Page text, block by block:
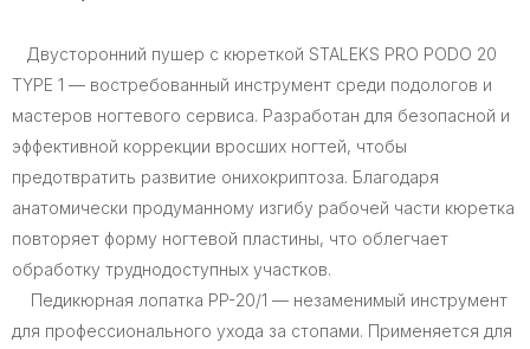
Двусторонний пушер с кюреткой STALEKS PRO PODO 20
TYPE 1 — востребованный инструмент среди подологов и
мастеров ногтевого сервиса. Разработан для безопасной и
эффективной коррекции вросших ногтей, чтобы
предотвратить развитие онихокриптоза. Благодаря
анатомически продуманному изгибу рабочей части кюретка
повторяет форму ногтевой пластины, что облегчает
обработку труднодоступных участков.
Педикюрная лопатка PP-20/1 — незаменимый инструмент
для профессионального ухода за стопами. Применяется для